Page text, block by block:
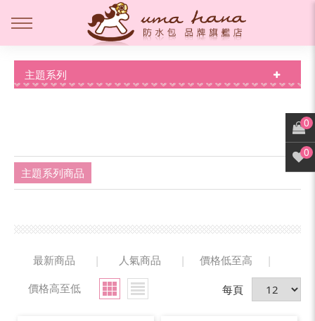
主題系列
主題系列商品
最新商品 | 人氣商品 | 價格低至高
|
價格高至低
每頁
0
0